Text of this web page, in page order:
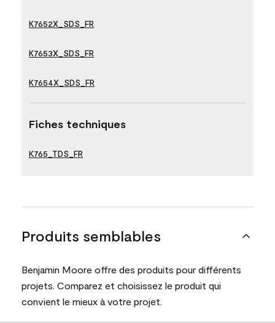
K7652X_SDS_FR
K7653X_SDS_FR
K7654X_SDS_FR
Fiches techniques
K765_TDS_FR
Produits semblables
Benjamin Moore offre des produits pour différents
projets. Comparez et choisissez le produit qui
convient le mieux à votre projet.